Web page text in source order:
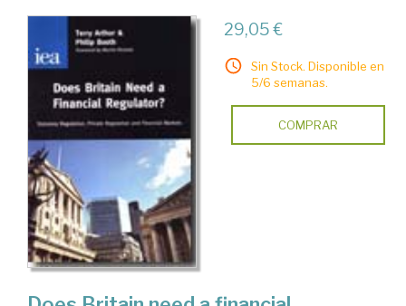
29,05 €
Sin Stock. Disponible en
5/6 semanas.
COMPRAR